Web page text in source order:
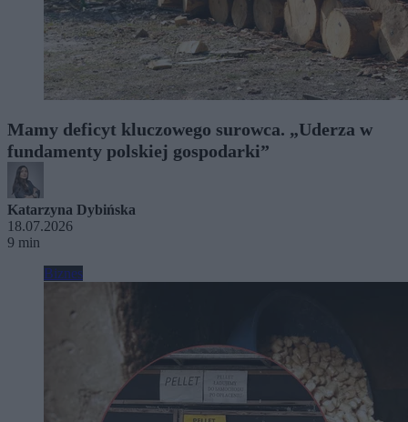
Mamy deficyt kluczowego surowca. „Uderza w
fundamenty polskiej gospodarki”
Katarzyna Dybińska
18.07.2026
9 min
Biznes